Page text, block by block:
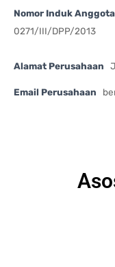
Nomor Induk
0271/III/DPP/2013
Alamat Perusahaan
Email Perusahaan